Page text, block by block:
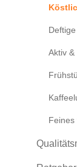
Aktiv &
Feines